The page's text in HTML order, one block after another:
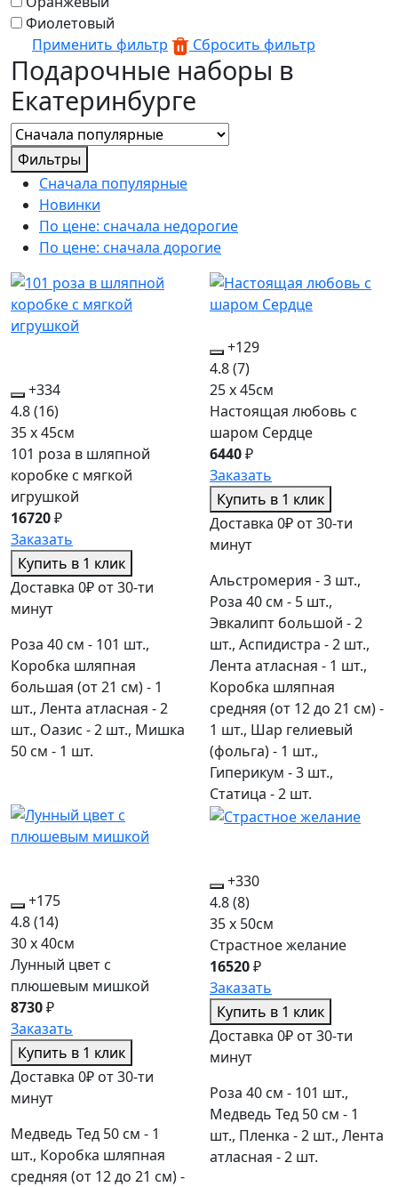
Фиолетовый
Применить фильтр
Сбросить фильтр
Подарочные наборы в
Екатеринбурге
Фильтры
Сначала популярные
Новинки
По цене: сначала недорогие
По цене: сначала дорогие
+334
4.8(16)
35 x 45см
101 роза в шляпной
коробке c мягкой
игрушкой
16720₽
Заказать
Купить в 1 клик
Доставка 0₽ от 30-ти
минут
Роза 40 см - 101 шт.,
Коробка шляпная
большая (от 21 см) - 1
шт., Лента атласная - 2
шт., Оазис - 2 шт., Мишка
50 см - 1 шт.
+129
4.8(7)
25 x 45см
Настоящая любовь с
шаром Сердце
6440₽
Заказать
Купить в 1 клик
Доставка 0₽ от 30-ти
минут
Альстромерия - 3 шт.,
Роза 40 см - 5 шт.,
Эвкалипт большой - 2
шт., Аспидистра - 2 шт.,
Лента атласная - 1 шт.,
Коробка шляпная
средняя (от 12 до 21 см) -
1 шт., Шар гелиевый
(фольга) - 1 шт.,
Гиперикум - 3 шт.,
Статица - 2 шт.
+175
4.8(14)
30 x 40см
Лунный цвет с
плюшевым мишкой
8730₽
Заказать
Купить в 1 клик
Доставка 0₽ от 30-ти
минут
Медведь Тед 50 см - 1
шт., Коробка шляпная
средняя (от 12 до 21 см) -
+330
4.8(8)
35 x 50см
Страстное желание
16520₽
Заказать
Купить в 1 клик
Доставка 0₽ от 30-ти
минут
Роза 40 см - 101 шт.,
Медведь Тед 50 см - 1
шт., Пленка - 2 шт., Лента
атласная - 2 шт.